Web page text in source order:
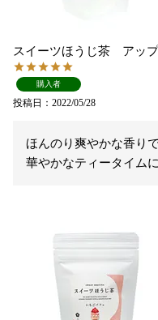
スイーツほうじ茶 アップ
購入者
投稿日 2022/05/28
ほんのり爽やかな香り
華やかなティータイム